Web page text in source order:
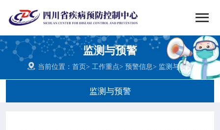

监测与预警
 当前位置：首页>工作重点>预警信息> 监测与预警
监测与预警

网站首页
中心概况 